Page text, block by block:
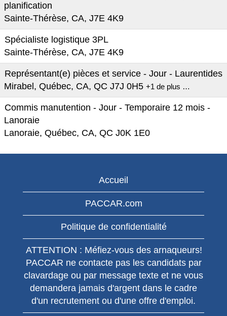
planification
Sainte-Thérèse, CA, J7E 4K9
Spécialiste logistique 3PL
Sainte-Thérèse, CA, J7E 4K9
Représentant(e) pièces et service - Jour - Laurentides
Mirabel, Québec, CA, QC J7J 0H5 +1 de plus …
Commis manutention - Jour - Temporaire 12 mois -
Lanoraie
Lanoraie, Québec, CA, QC J0K 1E0
Accueil
PACCAR.com
Politique de confidentialité
ATTENTION : Méfiez-vous des arnaqueurs!
PACCAR ne contacte pas les candidats par
clavardage ou par message texte et ne vous
demandera jamais d'argent dans le cadre
d'un recrutement ou d'une offre d'emploi.